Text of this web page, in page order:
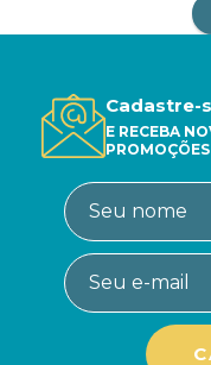
Cadastre-
E RECEBA
PROMOÇÕES